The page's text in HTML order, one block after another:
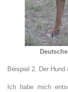
Beispiel 2. Der Hund
Ich habe mich